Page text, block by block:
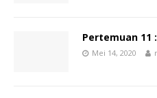
Pertemuan 11
Mei 14, 2020